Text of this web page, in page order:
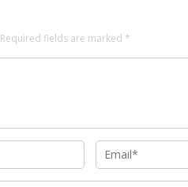
Required fields are marked *